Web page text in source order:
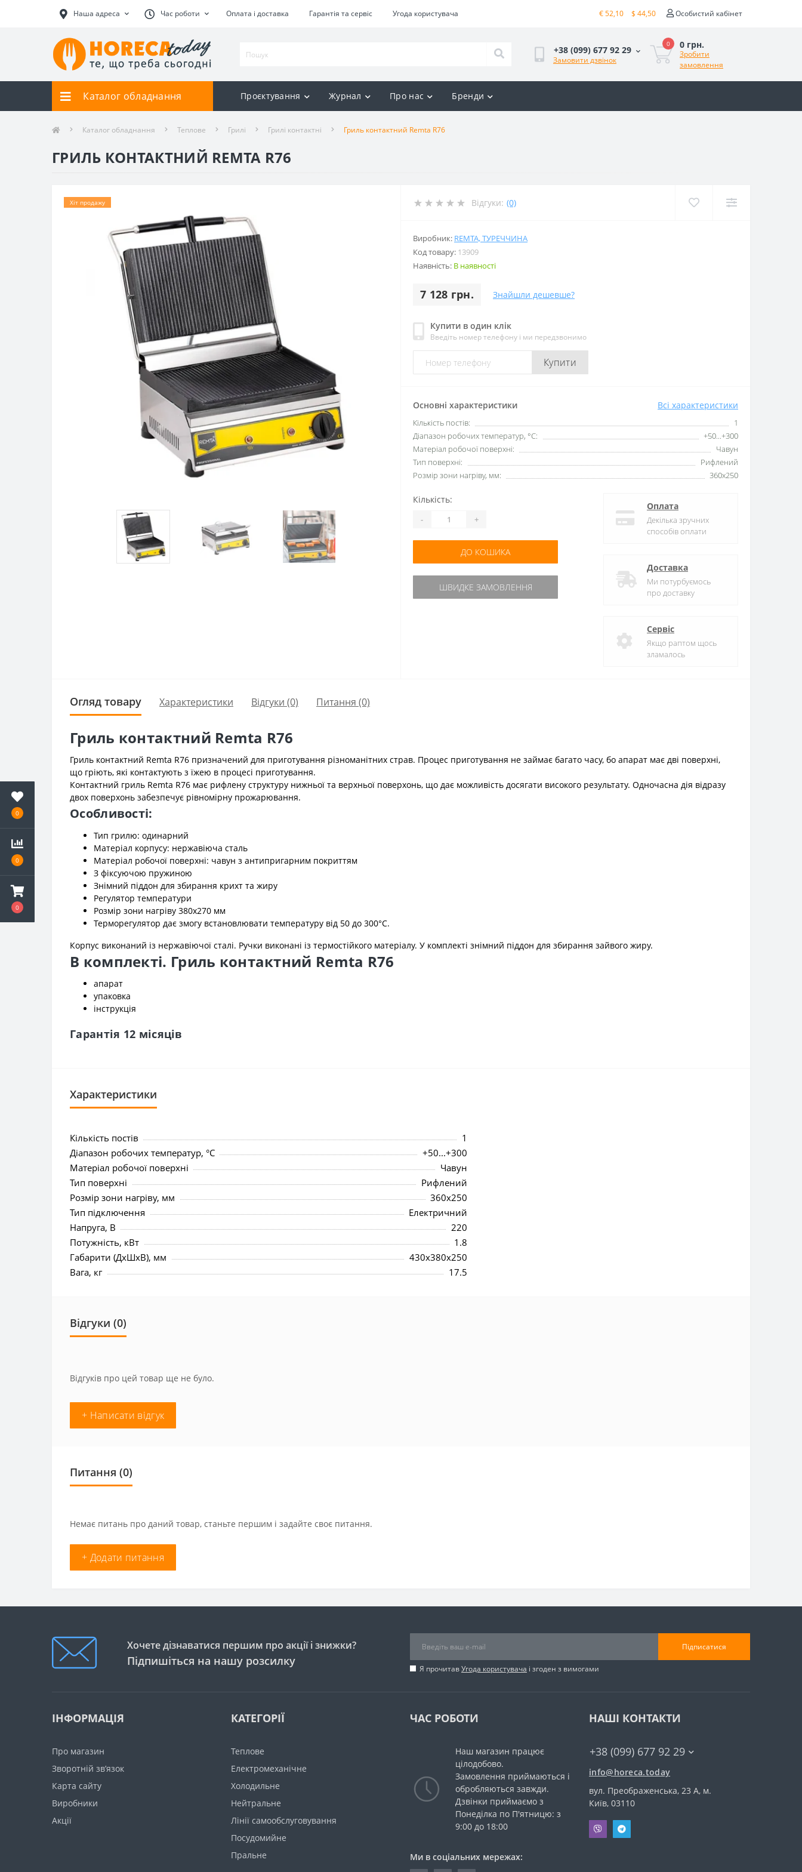
0
0
0
Наша адреса Час роботи Оплата і доставка Гарантія та сервіс Угода користувача € 52,10 $ 44,50 Особистий кабінет
+38 (099) 677 92 29
Замовити дзвінок
0 0 грн.
Зробити
замовлення
Каталог обладнання Проєктування Журнал Про нас Бренди
Каталог обладнання Теплове Грилі Грилі контактні Гриль контактний Remta R76
ГРИЛЬ КОНТАКТНИЙ REMTA R76
Хіт продажу Відгуки: (0)
Виробник: REMTA, ТУРЕЧЧИНА
Код товару: 13909
Наявність: В наявності
7 128 грн. Знайшли дешевше?
Купити в один клік
Введіть номер телефону і ми передзвонимо
Купити
Основні характеристики Всі характеристики
Кількість постів:
1
Діапазон робочих температур, °C:
+50...+300
Матеріал робочої поверхні:
Чавун
Тип поверхні:
Рифлений
Розмір зони нагріву, мм:
360x250
Кількість:
- +
ДО КОШИКА
ШВИДКЕ ЗАМОВЛЕННЯ
Оплата
Декілька зручних
способів оплати
Доставка
Ми потурбуємось
про доставку
Сервіс
Якщо раптом щось
зламалось
Огляд товару Характеристики Відгуки (0) Питання (0)
Гриль контактний Remta R76
Гриль контактний Remta R76 призначений для приготування різноманітних страв. Процес приготування не займає багато часу, бо апарат має дві поверхні,
що гріють, які контактують з їжею в процесі приготування.
Контактний гриль Remta R76 має рифлену структуру нижньої та верхньої поверхонь, що дає можливість досягати високого результату. Одночасна дія відразу
двох поверхонь забезпечує рівномірну прожарювання.
Особливості:
Тип грилю: одинарний
Матеріал корпусу: нержавіюча сталь
Матеріал робочої поверхні: чавун з антипригарним покриттям
З фіксуючою пружиною
Знімний піддон для збирання крихт та жиру
Регулятор температури
Розмір зони нагріву 380x270 мм
Терморегулятор дає змогу встановлювати температуру від 50 до 300°С.
Корпус виконаний із нержавіючої сталі. Ручки виконані із термостійкого матеріалу. У комплекті знімний піддон для збирання зайвого жиру.
В комплекті. Гриль контактний Remta R76
апарат
упаковка
інструкція
Гарантія 12 місяців
Характеристики
Кількість постів
1
Діапазон робочих температур, °C
+50...+300
Матеріал робочої поверхні
Чавун
Тип поверхні
Рифлений
Розмір зони нагріву, мм
360x250
Тип підключення
Електричний
Напруга, В
220
Потужність, кВт
1.8
Габарити (ДхШхВ), мм
430x380x250
Вага, кг
17.5
Відгуки (0)
Відгуків про цей товар ще не було.
+ Написати відгук
Питання (0)
Немає питань про даний товар, станьте першим і задайте своє питання.
+ Додати питання
Хочете дізнаватися першим про акції і знижки?
Підпишіться на нашу розсилку
Підписатися
Я прочитавУгода користувача і згоден з вимогами
ІНФОРМАЦІЯ
Про магазин
Зворотній зв’язок
Карта сайту
Виробники
Акції
КАТЕГОРІЇ
Теплове
Електромеханічне
Холодильне
Нейтральне
Лінії самообслуговування
Посудомийне
Пральне
ЧАС РОБОТИ
Наш магазин працює
цілодобово.
Замовлення приймаються і
обробляються завжди.
Дзвінки приймаємо з
Понеділка по П'ятницю: з
9:00 до 18:00
Ми в соціальних мережах:
НАШІ КОНТАКТИ
+38 (099) 677 92 29
info@horeca.today
вул. Преображенська, 23 А, м.
Київ, 03110